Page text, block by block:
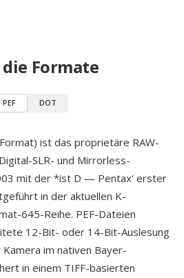
die Formate
PEF DOT
ist das proprietäre RAW-
SLR- und Mirrorless-
mit der *ist D — Pentax' erster
in der aktuellen K-
645-Reihe. PEF-Dateien
12-Bit- oder 14-Bit-Auslesung
im nativen Bayer-
in einem TIFF-basierten